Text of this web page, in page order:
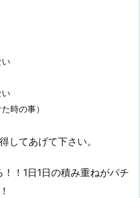
い
い
時の事）
してあげて下さい。
！1日1日の積み重ねがパチ